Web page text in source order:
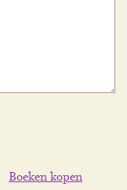
Boeken kopen